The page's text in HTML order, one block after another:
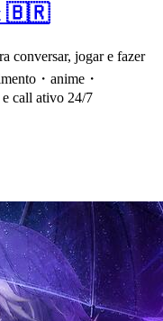
🇧🇷
conversar, jogar e fazer
・anime・
call ativo 24/7